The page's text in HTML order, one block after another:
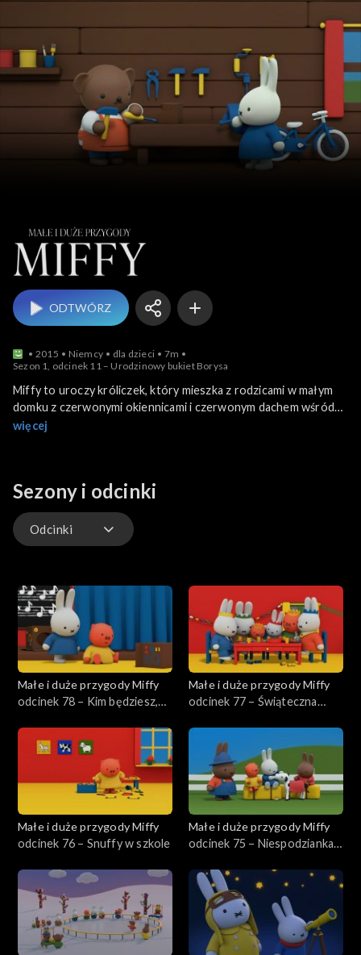
ODTWÓRZ
2015 Niemcy dla dzieci
7m
Sezon 1, odcinek 11 – Urodzinowy bukiet Borysa
Miffy to uroczy króliczek, który mieszka z rodzicami w małym
domku z czerwonymi okiennicami i czerwonym dachem wśród
zielonych pól. Jest żądna przygód i lubi zwiedzać z przyjaciółmi
więcej
Sezony i odcinki
Odcinki
Małe i duże przygody Miffy
odcinek 78 – Kim będziesz,
Małe i duże przygody Miffy
odcinek 77 – Świąteczna
Małe i duże przygody Miffy
odcinek 76 – Snuffy w szkole
Małe i duże przygody Miffy
odcinek 75 – Niespodzianka